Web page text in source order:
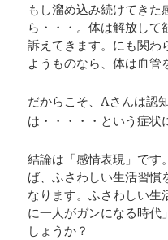
もし溜め込み続けてきた
ら・・・。体は解放して
訴えてきます。にも関わ
ようものなら、体は血管
だからこそ、Aさんは認
は・・・・・という症状
結論は「感情表現」です
ば、ふさわしい生活習慣
なります。ふさわしい生
に一人がガンになる時代
しょうか？